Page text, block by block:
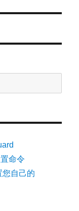
命令
您自己的